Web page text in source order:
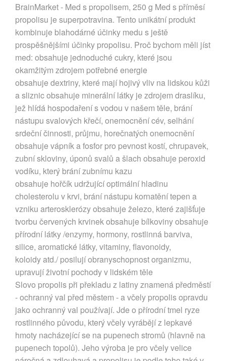
BrainMarket - Med s propolisem, 250 g Med s příměsí
propolisu je superpotravina. Tento unikátní produkt
kombinuje blahodárné účinky medu s ještě
prospěšnějšími účinky propolisu. Proč bychom měli jíst
med: obsahuje jednoduché cukry, které jsou
okamžitým zdrojem potřebné energie
obsahuje dextriny, které mají hojivý vliv na lidskou kůži
a sliznic obsahuje minerální látky je zdrojem draslíku,
jež hlídá hospodaření s vodou v našem těle, brání
nástupu svalových křečí, onemocnění cév, selhání
srdeční činnosti, průjmu, horečnatých onemocnění
obsahuje vápník a fosfor pro pevnost kostí, chrupavek,
zubní skloviny, úponů svalů a šlach obsahuje peroxid
vodíku, který brání zubnímu kazu
obsahuje hořčík udržující optimální hladinu
cholesterolu v krvi, brání nástupu kornatění tepen a
vzniku arterosklerózy obsahuje železo, které zajišťuje
tvorbu červených krvinek obsahuje bílkoviny obsahuje
přírodní látky /enzymy, hormony, rostlinná barviva,
silice, aromatické látky, vitaminy, flavonoidy,
koloidy atd./ posilují obranyschopnost organizmu,
upravují životní pochody v lidském těle
Slovo propolis při překladu z latiny znamená předměstí
- ochranný val před městem - a včely propolis opravdu
jako ochranný val používají. Jde o přírodní tmel ryze
rostlinného původu, který včely vyrábějí z lepkavé
hmoty nacházející se na pupenech stromů (hlavně na
pupenech topolů). Jeho výroba je pro včely velice